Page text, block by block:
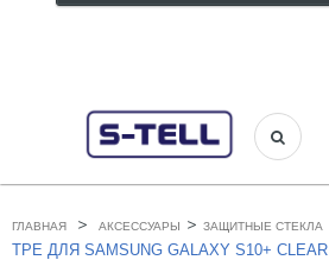
ГЛАВНАЯ > АКСЕССУАРЫ > ЗАЩИТНЫЕ СТЕКЛА
TPE ДЛЯ SAMSUNG GALAXY S10+ CLEAR